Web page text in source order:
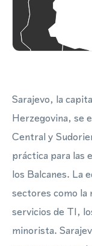
Sarajevo, la
Herzegovina, se
Central y
práctica para las
los Balcanes. La
sectores como
servicios de TI,
minorista.